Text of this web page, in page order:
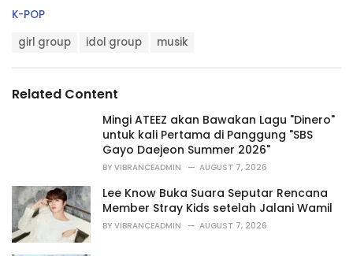
C
r
K-POP
:
girl group idol group musik
Related Content
Mingi ATEEZ akan Bawakan Lagu "Dinero"
untuk kali Pertama di Panggung "SBS
Gayo Daejeon Summer 2026"
BY VIBRANCEADMIN AUGUST 7, 2026
Lee Know Buka Suara Seputar Rencana
Member Stray Kids setelah Jalani Wamil
BY VIBRANCEADMIN AUGUST 7, 2026